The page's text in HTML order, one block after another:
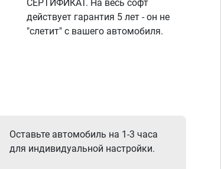
СЕРТИФИКАТ. На весь софт
действует гарантия 5 лет - он не
"слетит" с вашего автомобиля.
Оставьте автомобиль на 1-3 часа
для индивидуальной настройки.